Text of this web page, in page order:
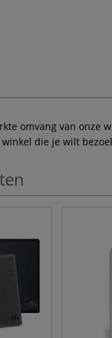
omvang van
die je wilt